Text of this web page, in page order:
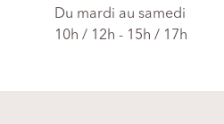
Du mardi au samedi
10h / 12h - 15h / 17h